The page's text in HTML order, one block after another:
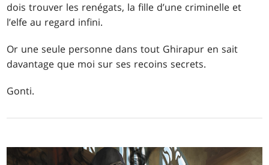
dois trouver les renégats, la fille d’une criminelle et
l’elfe au regard infini.
Or une seule personne dans tout Ghirapur en sait
davantage que moi sur ses recoins secrets.
Gonti.